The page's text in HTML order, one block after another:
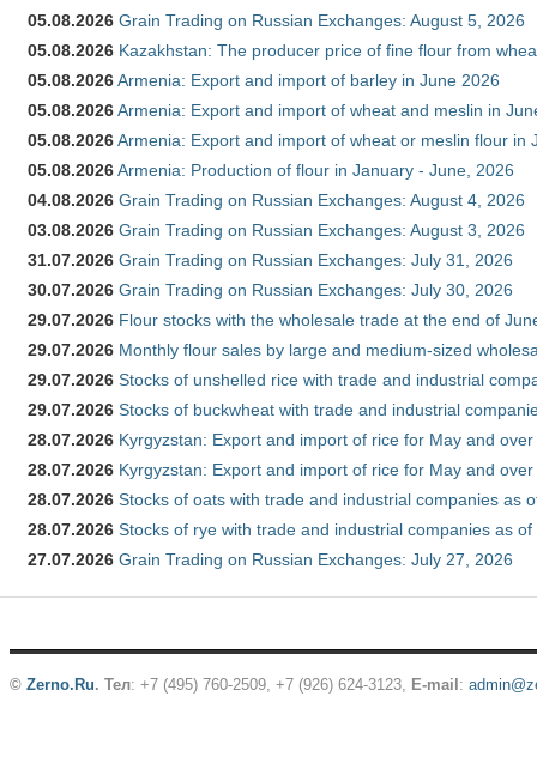
05.08.2026 Grain Trading on Russian Exchanges: August 5, 2026
05.08.2026 Kazakhstan: The producer price of fine flour from
05.08.2026Armenia: Export and import of barley in June 2026
05.08.2026Armenia: Export and import of wheat and meslin in
05.08.2026Armenia: Export and import of wheat or meslin flour in
05.08.2026Armenia: Production of flour in January - June, 2026
04.08.2026 Grain Trading on Russian Exchanges: August 4, 2026
03.08.2026 Grain Trading on Russian Exchanges: August 3, 2026
31.07.2026 Grain Trading on Russian Exchanges: July 31, 2026
30.07.2026 Grain Trading on Russian Exchanges: July 30, 2026
29.07.2026 Flour stocks with the wholesale trade at the end of
29.07.2026 Monthly flour sales by large and medium-sized
29.07.2026 Stocks of unshelled rice with trade and industrial
29.07.2026 Stocks of buckwheat with trade and industrial
28.07.2026 Kyrgyzstan: Export and import of rice for May and
28.07.2026 Kyrgyzstan: Export and import of rice for May and
28.07.2026 Stocks of oats with trade and industrial companies as
28.07.2026 Stocks of rye with trade and industrial companies as
27.07.2026 Grain Trading on Russian Exchanges: July 27, 2026
© Zerno.Ru. Тел: +7 (495) 760-2509, +7 (926) 624-3123, E-mail :